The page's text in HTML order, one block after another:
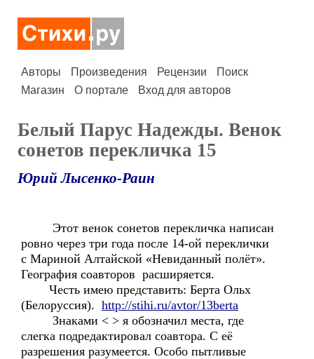
Авторы Произведения Рецензии
Поиск
Магазин
О портале Вход для авторов
Белый Парус Надежды. Венок
сонетов перекличка 15
Юрий Лысенко-Раин
Этот венок сонетов перекличка написан
ровно через три года после 14-ой переклички
с Мариной Алтайской «Невиданный полёт».
География соавторов расширяется.
Честь имею представить: Берта Ольх
(Белоруссия). http://stihi.ru/avtor/13berta
Знаками < > я обозначил места, где
слегка подредактировал соавтора. С её
разрешения разумеется. Особо пытливые